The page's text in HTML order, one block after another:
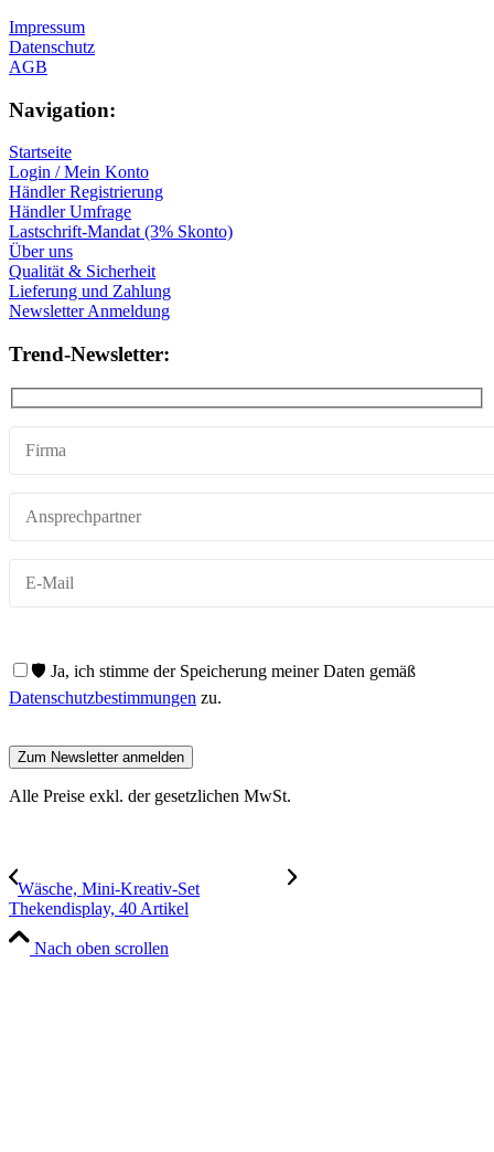
Impressum
Datenschutz
AGB
Navigation:
Startseite
Login / Mein Konto
Händler Registrierung
Händler Umfrage
Lastschrift-Mandat (3% Skonto)
Über uns
Qualität & Sicherheit
Lieferung und Zahlung
Newsletter Anmeldung
Trend-Newsletter:
🛡️ Ja, ich stimme der Speicherung meiner Daten gemäß
Datenschutzbestimmungen zu.
Alle Preise exkl. der gesetzlichen MwSt.
Wäsche, Mini-Kreativ-Set
Thekendisplay, 40 Artikel
Nach oben scrollen